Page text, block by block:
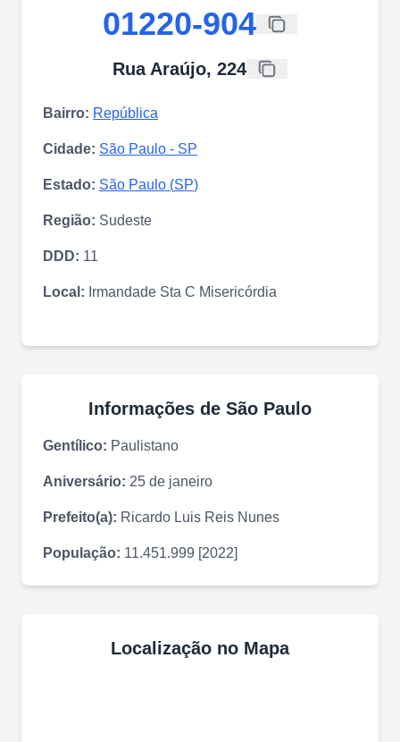
01220-904
Rua Araújo, 224
Bairro: República
Cidade: São Paulo - SP
Estado: São Paulo (SP)
Região: Sudeste
DDD: 11
Local: Irmandade Sta C Misericórdia
Informações de São Paulo
Gentílico: Paulistano
Aniversário: 25 de janeiro
Prefeito(a): Ricardo Luis Reis Nunes
População: 11.451.999 [2022]
Localização no Mapa